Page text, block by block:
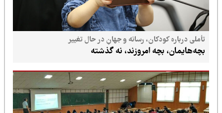
تأملی درباره کودکان، رسانه و جهانِ در حال تغییر
بچه‌هایمان، بچه امروزند، نه گذشته